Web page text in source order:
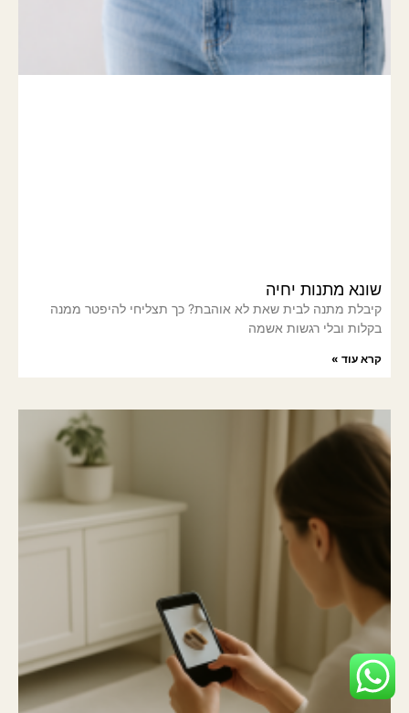
שונא מתנות יחיה
קיבלת מתנה לבית שאת לא אוהבת? כך תצליחי להיפטר ממנה
בקלות ובלי רגשות אשמה
קרא עוד »